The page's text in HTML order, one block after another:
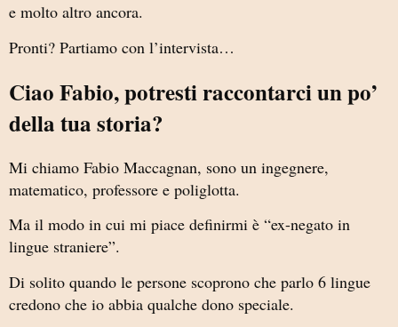
e molto altro ancora.
Pronti? Partiamo con l’intervista…
Ciao Fabio, potresti raccontarci un po’
della tua storia?
Mi chiamo Fabio Maccagnan, sono un ingegnere,
matematico, professore e poliglotta.
Ma il modo in cui mi piace definirmi è “ex-negato in
lingue straniere”.
Di solito quando le persone scoprono che parlo 6 lingue
credono che io abbia qualche dono speciale.